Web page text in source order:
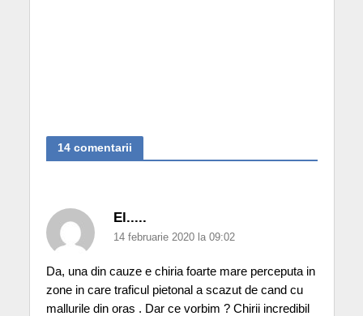
14 comentarii
El.....
14 februarie 2020 la 09:02
Da, una din cauze e chiria foarte mare perceputa in
zone in care traficul pietonal a scazut de cand cu
mallurile din oras . Dar ce vorbim ? Chirii incredibil